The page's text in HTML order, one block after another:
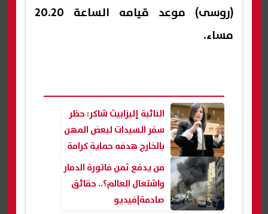
(روسى) موعد قيامه الساعة 20.20
مساء.
النائبة إليزابيث شاكر: حظر
سفر السيدات لبعض المهن
بالخارج هدفه حماية كرامة
المرأة
من يدفع ثمن فاتورة الدمار
واشتعال العالم؟.. حقائق
صادمة|فيديو